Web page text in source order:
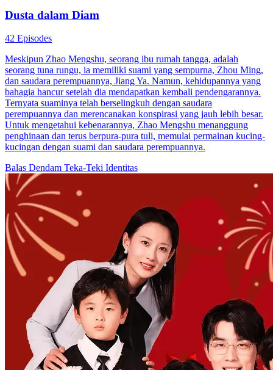
Dusta dalam Diam
42 Episodes
Meskipun Zhao Mengshu, seorang ibu rumah tangga, adalah
seorang tuna rungu, ia memiliki suami yang sempurna, Zhou Ming,
dan saudara perempuannya, Jiang Ya. Namun, kehidupannya yang
bahagia hancur setelah dia mendapatkan kembali pendengarannya.
Ternyata suaminya telah berselingkuh dengan saudara
perempuannya dan merencanakan konspirasi yang jauh lebih besar.
Untuk mengetahui kebenarannya, Zhao Mengshu menanggung
penghinaan dan terus berpura-pura tuli, memulai permainan kucing-
kucingan dengan suami dan saudara perempuannya.
Balas Dendam Teka-Teki Identitas